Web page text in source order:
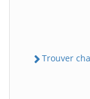
Trouver